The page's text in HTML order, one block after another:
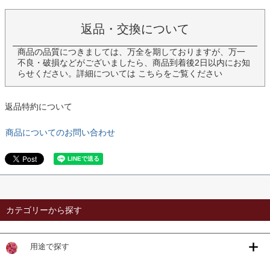
返品・交換について
商品の品質につきましては、万全を期しておりますが、万一
不良・破損などがございましたら、商品到着後2日以内にお知
らせください。詳細については こちらをご覧ください
返品特約について
商品についてのお問い合わせ
カテゴリーから探す
用途で探す